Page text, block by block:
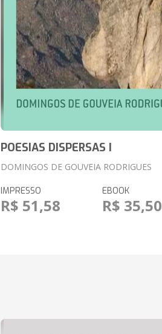
POESIAS DISPERSAS I
DOMINGOS DE GOUVEIA RODRIGUES
IMPRESSO
R$ 51,58
EBOOK
R$ 35,50